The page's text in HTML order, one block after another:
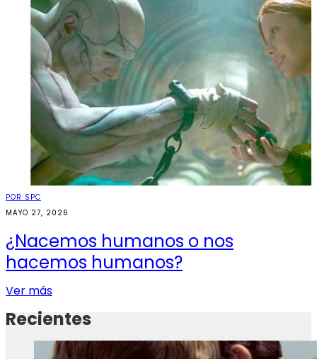
POR SPC
MAYO 27, 2026
¿Nacemos humanos o nos
hacemos humanos?
Ver más
Recientes